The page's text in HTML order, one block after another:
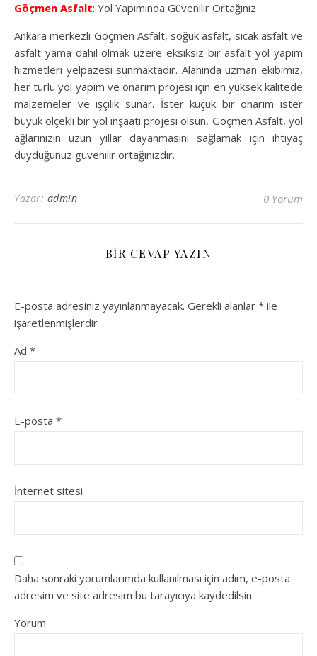
Göçmen Asfalt: Yol Yapımında Güvenilir Ortağınız
Ankara merkezli Göçmen Asfalt, soğuk asfalt, sıcak asfalt ve
asfalt yama dahil olmak üzere eksiksiz bir asfalt yol yapım
hizmetleri yelpazesi sunmaktadır. Alanında uzman ekibimiz,
her türlü yol yapım ve onarım projesi için en yüksek kalitede
malzemeler ve işçilik sunar. İster küçük bir onarım ister
büyük ölçekli bir yol inşaatı projesi olsun, Göçmen Asfalt, yol
ağlarınızın uzun yıllar dayanmasını sağlamak için ihtiyaç
duyduğunuz güvenilir ortağınızdır.
Yazar: admin 0 Yorum
BIR CEVAP YAZIN
E-posta adresiniz yayınlanmayacak. Gerekli alanlar * ile
işaretlenmişlerdir
Ad *
E-posta *
İnternet sitesi
Daha sonraki yorumlarımda kullanılması için adım, e-posta
adresim ve site adresim bu tarayıcıya kaydedilsin.
Yorum